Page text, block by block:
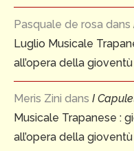
Pasquale de rosa dans
Luglio Musicale
all’opera della
Meris Zini dans I
Musicale Trapanese :
all’opera della